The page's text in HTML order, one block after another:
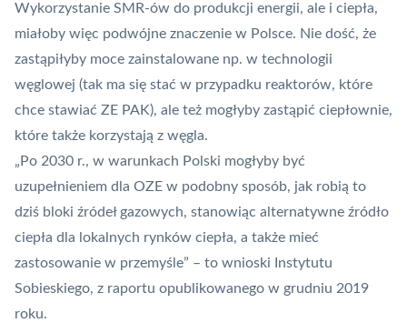
Wykorzystanie SMR-ów do produkcji energii, ale i ciepła,
miałoby więc podwójne znaczenie w Polsce. Nie dość, że
zastąpiłyby moce zainstalowane np. w technologii
węglowej (tak ma się stać w przypadku reaktorów, które
chce stawiać ZE PAK), ale też mogłyby zastąpić ciepłownie,
które także korzystają z węgla.
„Po 2030 r., w warunkach Polski mogłyby być
uzupełnieniem dla OZE w podobny sposób, jak robią to
dziś bloki źródeł gazowych, stanowiąc alternatywne źródło
ciepła dla lokalnych rynków ciepła, a także mieć
zastosowanie w przemyśle” – to wnioski Instytutu
Sobieskiego, z raportu opublikowanego w grudniu 2019
roku.